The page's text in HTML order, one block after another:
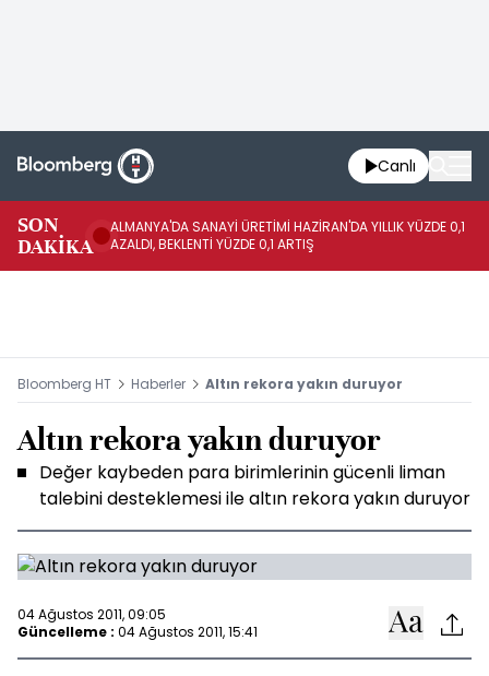
Canlı
SON
DAKİKA
ALMANYA'DA SANAYİ ÜRETİMİ HAZİRAN'DA YILLIK YÜZDE 0,1
AZALDI, BEKLENTİ YÜZDE 0,1 ARTIŞ
Bloomberg HT Haberler Altın rekora yakın duruyor
Altın rekora yakın duruyor
Değer kaybeden para birimlerinin gücenli liman
talebini desteklemesi ile altın rekora yakın duruyor
04 Ağustos 2011, 09:05
Güncelleme : 04 Ağustos 2011, 15:41